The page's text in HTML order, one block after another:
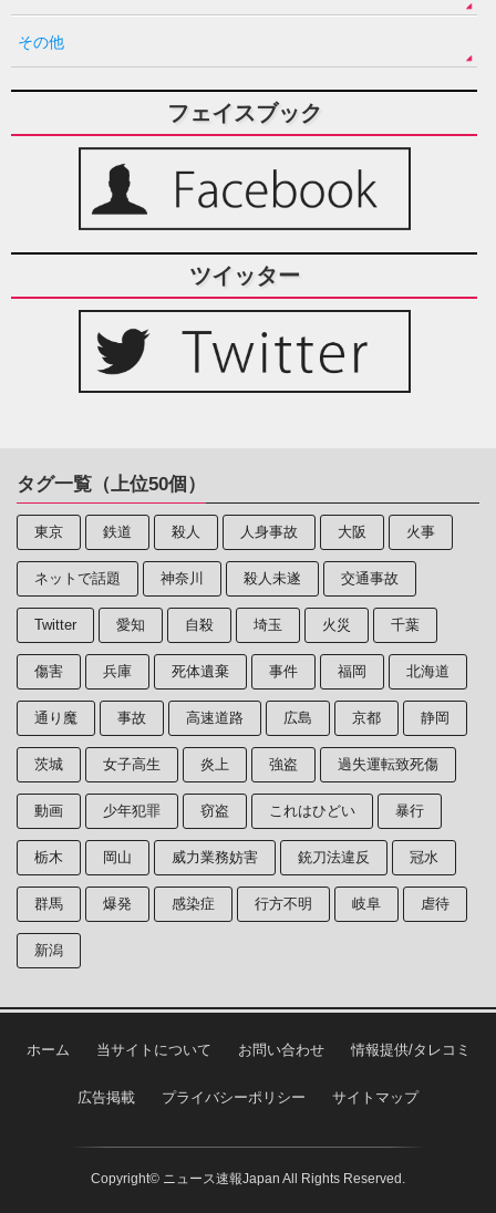
その他
フェイスブック
ツイッター
タグ一覧（上位50個）
東京 鉄道 殺人 人身事故 大阪 火事
ネットで話題 神奈川 殺人未遂 交通事故
Twitter 愛知 自殺 埼玉 火災 千葉
傷害 兵庫 死体遺棄 事件 福岡 北海道
通り魔 事故 高速道路 広島 京都 静岡
茨城 女子高生 炎上 強盗 過失運転致死傷
動画 少年犯罪 窃盗 これはひどい 暴行
栃木 岡山 威力業務妨害 銃刀法違反 冠水
群馬 爆発 感染症 行方不明 岐阜 虐待
新潟
ホーム 当サイトについて お問い合わせ 情報提供/タレコミ
広告掲載 プライバシーポリシー サイトマップ
Copyright© ニュース速報Japan All Rights Reserved.